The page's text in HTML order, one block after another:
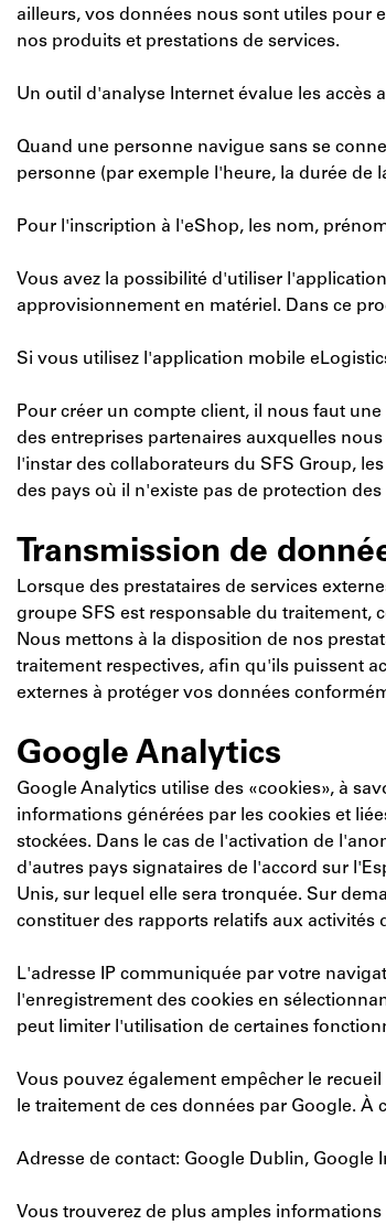
ailleurs, vos données nous sont utiles pour
nos produits et prestations de services.
Un outil d'analyse Internet évalue les accès
Quand une personne navigue sans se
personne (par exemple l'heure, la durée de
Pour l'inscription à l'eShop, les nom,
Vous avez la possibilité d'utiliser
approvisionnement en matériel. Dans ce
Si vous utilisez l'application mobile
Pour créer un compte client, il nous faut
des entreprises partenaires auxquelles
l'instar des collaborateurs du SFS Group,
des pays où il n'existe pas de protection
Transmission de
Lorsque des prestataires de services
groupe SFS est responsable du traitement,
Nous mettons à la disposition de nos
traitement respectives, afin qu'ils puissent
externes à protéger vos données
Google Analytics
Google Analytics utilise des «cookies», à
informations générées par les cookies et
stockées. Dans le cas de l'activation de
d'autres pays signataires de l'accord sur
Unis, sur lequel elle sera tronquée. Sur
constituer des rapports relatifs aux activités
L'adresse IP communiquée par votre
l'enregistrement des cookies en
peut limiter l'utilisation de certaines
Vous pouvez également empêcher le
le traitement de ces données par Google.
Adresse de contact: Google Dublin, Google
Vous trouverez de plus amples